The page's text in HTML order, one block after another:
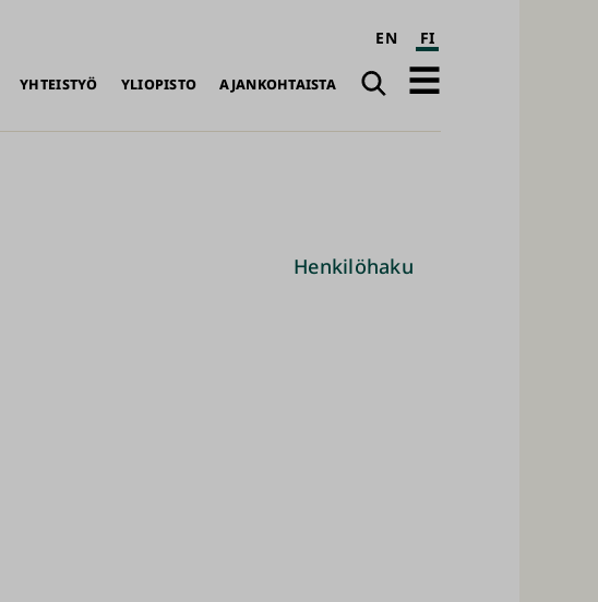
EN FI
YHTEISTYÖ YLIOPISTO AJANKOHTAISTA
Haku
Avaa
Henkilöhaku